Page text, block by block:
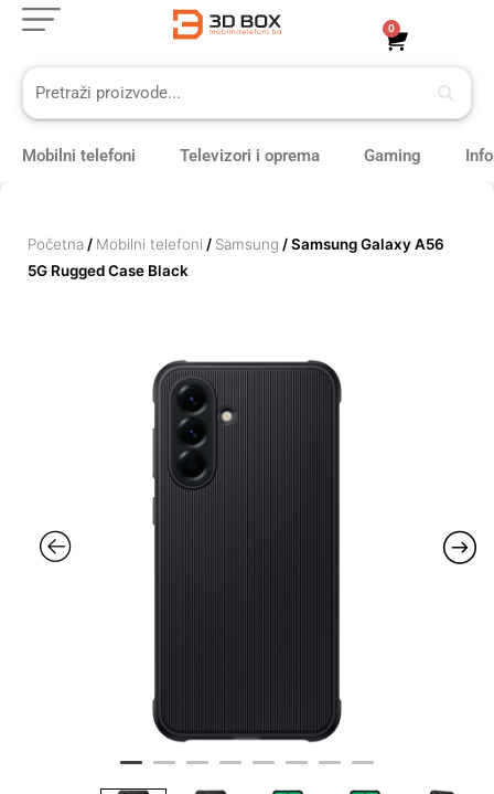
Skip
content
0
Cart
Mobilni telefoni Televizori i oprema Gaming
Početna / Mobilni telefoni / Samsung / Samsung Galaxy A56
5G Rugged Case Black